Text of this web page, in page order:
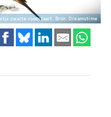
zwarte roodstaart. Bron: Dreamstime